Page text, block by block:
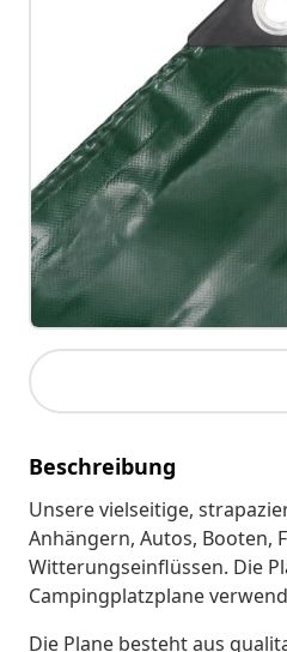
Beschreibung
Unsere vielseitige,
Anhängern, Autos, Booten,
Witterungseinflüssen. Die
Campingplatzplane
Die Plane besteht aus